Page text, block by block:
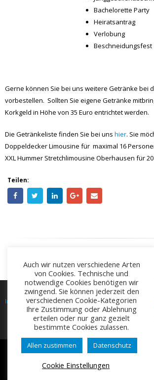
Bachelorette Party
Heiratsantrag
Verlobung
Beschneidungsfest
Gerne können Sie bei uns weitere Getränke bei
vorbestellen. Sollten Sie eigene Getränke
Korkgeld in Höhe von 35 Euro entrichtet werden.
Die Getränkeliste finden Sie bei uns hier . Sie
Doppeldecker Limousine für maximal 16
XXL Hummer Stretchlimousine Oberhausen für
Teilen:
Impressum Datenschutz AGB
© Copyright
Auch wir nutzen verschiedene Arten
von Cookies. Technische und
notwendige Cookies benötigen wir
zwingend. Sie können jederzeit den
verschiedenen Cookie-Kategorien
Ihre Zustimmung oder Ablehnung
erteilen oder nur ganz gezielt
bestimmte Cookies zulassen.
Allen zustimmen Datenschutz
Cookie Einstellungen